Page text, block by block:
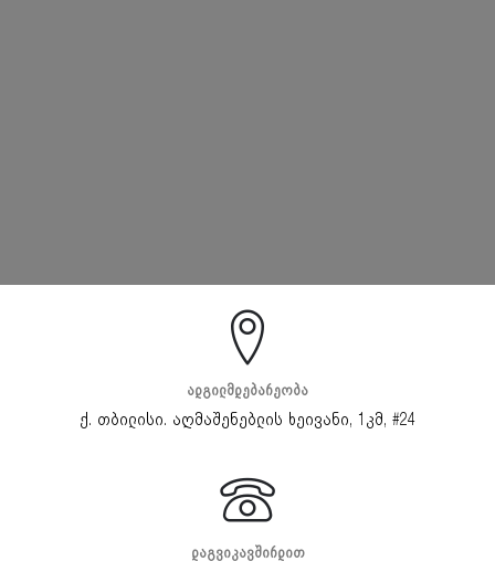
ადგილმდებარეობა
ქ. თბილისი. აღმაშენებლის ხეივანი, 1კმ, #24
დაგვიკავშირდით